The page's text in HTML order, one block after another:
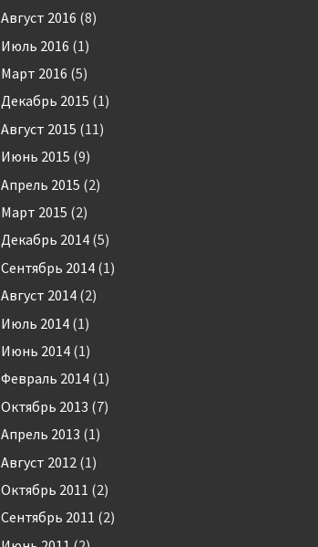
Август 2016 (8)
Июль 2016 (1)
Март 2016 (5)
Декабрь 2015 (1)
Август 2015 (11)
Июнь 2015 (9)
Апрель 2015 (2)
Март 2015 (2)
Декабрь 2014 (5)
Сентябрь 2014 (1)
Август 2014 (2)
Июль 2014 (1)
Июнь 2014 (1)
Февраль 2014 (1)
Октябрь 2013 (7)
Апрель 2013 (1)
Август 2012 (1)
Октябрь 2011 (2)
Сентябрь 2011 (2)